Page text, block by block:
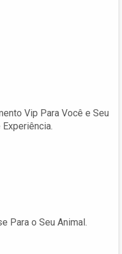
Vip Para Você e Seu
Experiência.
Para o Seu Animal.